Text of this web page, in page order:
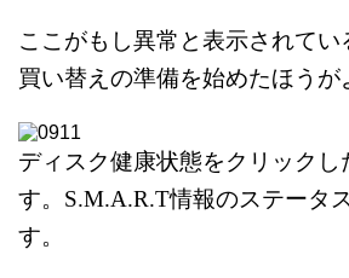
ここがもし異常と表示されてい
買い替えの準備を始めたほうが
ディスク健康状態をクリックし
す。 S.M.A.R.T情報のステータ
す。